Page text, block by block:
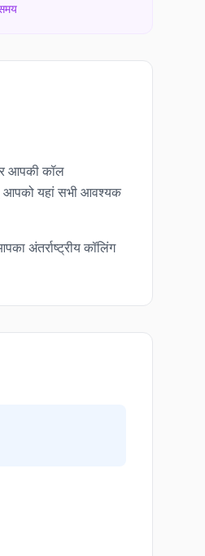
आपकी कॉल
आपको यहां सभी आवश्यक
अंतर्राष्ट्रीय कॉलिंग